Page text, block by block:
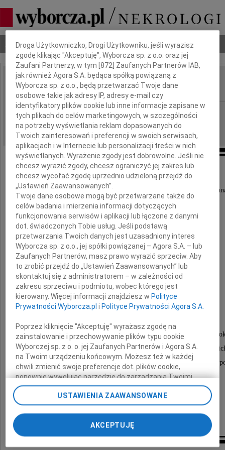
Nekrologi Odeszli Poradnik pogrzebowy
IMIĘ I NAZWISKO: Józef Sołtys
REGION: Wrocław
DATA EMISJI: 27.11.2020
Z głębokim żalem zawiadamiamy,
że w dniu 18 listopada 2020 roku odszedł do
Józef Sołtys
Mąż, Ojciec, Dziadek i Brat
Msza pogrzebowa odbędzie się 2 grudnia 2020
o godzinie 12.00 w kaplicy na Cmentarzu
po czym nastąpi odprowadzenie Zmarłego na miejsce
Dbamy o Twoją prywatność
Droga Użytkowniczko, Drogi Użytkowniku, jeśli wyrazisz
zgodę klikając "Akceptuję", Wyborcza sp. z o.o. oraz jej
Zaufani Partnerzy, w tym [872 ] Zaufanych Partnerów IAB,
jak również Agora S.A. będąca spółką powiązaną z
Wyborcza sp. z o.o., będą przetwarzać Twoje dane
osobowe takie jak adresy IP, adresy e-mail czy
identyfikatory plików cookie lub inne informacje zapisane w
tych plikach do celów marketingowych, w szczególności
na potrzeby wyświetlania reklam dopasowanych do
Twoich zainteresowań i preferencji w swoich serwisach,
aplikacjach i w Internecie lub personalizacji treści w nich
wyświetlanych. Wyrażenie zgody jest dobrowolne. Jeśli nie
chcesz wyrazić zgody, chcesz ograniczyć jej zakres lub
chcesz wycofać zgodę uprzednio udzieloną przejdź do
„Ustawień Zaawansowanych”.
Twoje dane osobowe mogą być przetwarzane także do
celów badania i mierzenia informacji dotyczących
funkcjonowania serwisów i aplikacji lub łączone z danymi
dot. świadczonych Tobie usług. Jeśli podstawą
przetwarzania Twoich danych jest uzasadniony interes
Wyborcza sp. z o.o., jej spółki powiązanej – Agora S.A. – lub
Zaufanych Partnerów, masz prawo wyrazić sprzeciw. Aby
to zrobić przejdź do „Ustawień Zaawansowanych” lub
skontaktuj się z administratorem – w zależności od
zakresu sprzeciwu i podmiotu, wobec którego jest
kierowany. Więcej informacji znajdziesz w Polityce
Prywatności Wyborcza.pl i Polityce Prywatności Agora S.A.
Poprzez kliknięcie "Akceptuję" wyrażasz zgodę na
zainstalowanie i przechowywanie plików typu cookie
Wyborczej sp. z o. o. jej Zaufanych Partnerów i Agora S.A.
na Twoim urządzeniu końcowym. Możesz też w każdej
chwili zmienić swoje preferencje dot. plików cookie,
ponownie wywołując narzędzie do zarządzania Twoimi
preferencjami dot. przetwarzania danych poprzez
odnośnik „Ustawienia prywatności” w stopce serwisu i
przechodząc do sekcji „Ustawienia zaawansowane”.
Zmiana ustawień plików cookie możliwa jest także za
pomocą ustawień przeglądarki.
My, nasi Zaufani Partnerzy i Agora S.A. możemy
USTAWIENIA ZAAWANSOWANE
AKCEPTUJĘ